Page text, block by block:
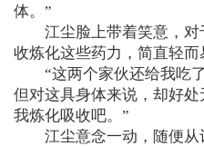
体。”
江尘脸上带着笑意，对
收炼化这些药力，简直轻而
“这两个家伙还给我吃了
但对这具身体来说，却好
我炼化吸收吧。”
江尘意念一动，随便从